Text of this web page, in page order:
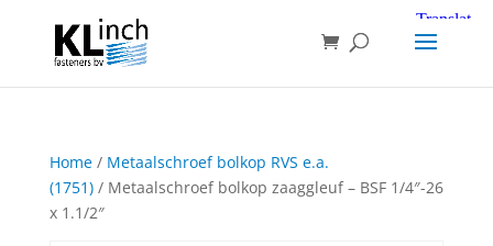
Home/ Metaalschroef bolkop RVS e.a.
(1751)/ Metaalschroef bolkop zaaggleuf – BSF 1/4″-26
x 1.1/2″